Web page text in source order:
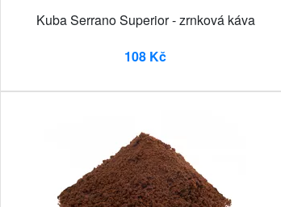
Kuba Serrano Superior - zrnková káva
108 Kč